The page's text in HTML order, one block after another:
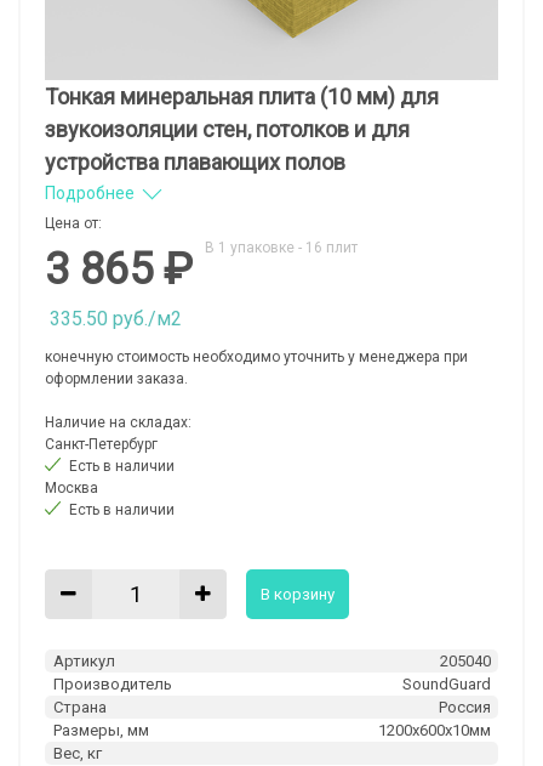
Тонкая минеральная плита (10 мм) для
звукоизоляции стен, потолков и для
устройства плавающих полов
Подробнее
Цена от:
3 865 ₽ В 1 упаковке - 16 плит
335.50 руб./м2
конечную стоимость необходимо уточнить у менеджера при
оформлении заказа.
Наличие на складах:
Санкт-Петербург
Есть в наличии
Москва
Есть в наличии
В корзину
Артикул
205040
Производитель
SoundGuard
Страна
Россия
Размеры, мм
1200х600х10мм
Вес, кг